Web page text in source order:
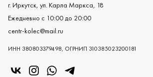
г. Иркутск, ул. Карла Маркса, 18
Ежедневно с 10:00 до 20:00
centr-kolec@mail.ru
ИНН 380803379498, ОГРНИП 310385023200181
«Центр колец» в VK
«Центр колец» в Instagram
«Центр колец» в Whatsapp
«Центр колец» в Telegram